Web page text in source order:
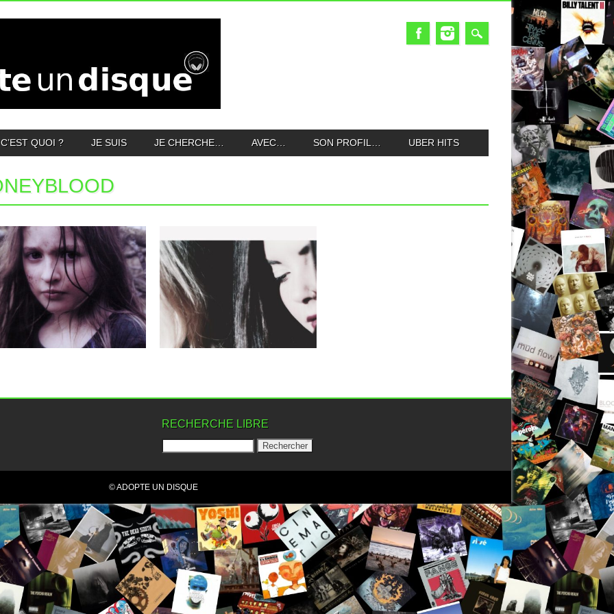
QUOI ? JE SUIS JE CHERCHE… AVEC… SON PROFIL… UBER HITS
: BABES
DIE
premier album du duo Honeyblood
titillé plus qu’émoustillé. Mais...
04.09.14
HONEYBLOOD :
EPONYME
Deux jeunes filles, l’une blonde, l’autre
brune, se rencontrent à Glasgow...
RECHERCHE LIBRE
© ADOPTE UN DISQUE